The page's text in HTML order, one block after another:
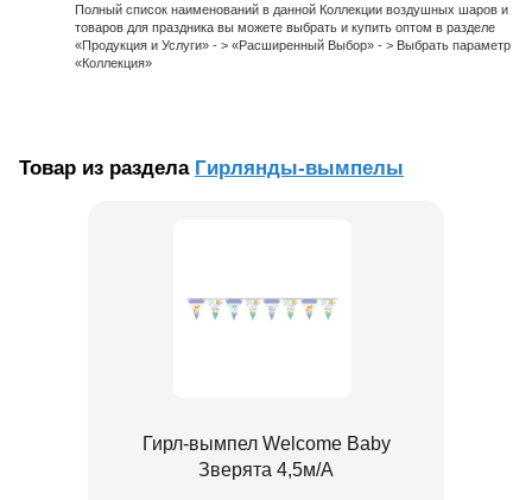
Полный список наименований в данной Коллекции воздушных шаров и
товаров для праздника вы можете выбрать и купить оптом в разделе
«Продукция и Услуги» - > «Расширенный Выбор» - > Выбрать параметр
«Коллекция»
Товар из раздела Гирлянды-вымпелы
Гирл-вымпел Welcome Baby
Зверята 4,5м/A